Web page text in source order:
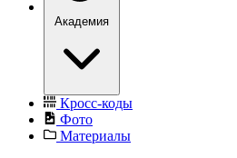
Академия
Кросс-коды
Фото
Материалы